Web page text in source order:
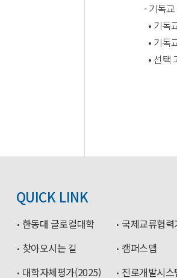
- 기독
• 기독
• 기독
• 선택
QUICK LINK
한동대 글로컬대학 국제교류협력
찾아오시는 길
캠퍼스맵
대학자체평가(2025)
진로개발시스